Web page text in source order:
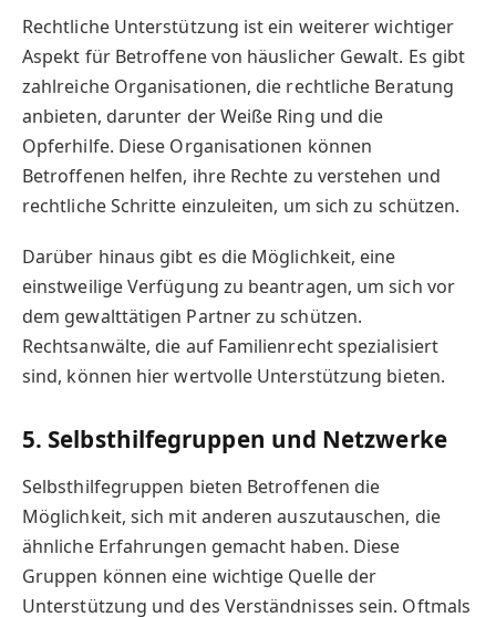
Rechtliche Unterstützung ist ein weiterer wichtiger
Aspekt für Betroffene von häuslicher Gewalt. Es gibt
zahlreiche Organisationen, die rechtliche Beratung
anbieten, darunter der Weiße Ring und die
Opferhilfe. Diese Organisationen können
Betroffenen helfen, ihre Rechte zu verstehen und
rechtliche Schritte einzuleiten, um sich zu schützen.
Darüber hinaus gibt es die Möglichkeit, eine
einstweilige Verfügung zu beantragen, um sich vor
dem gewalttätigen Partner zu schützen.
Rechtsanwälte, die auf Familienrecht spezialisiert
sind, können hier wertvolle Unterstützung bieten.
5. Selbsthilfegruppen und Netzwerke
Selbsthilfegruppen bieten Betroffenen die
Möglichkeit, sich mit anderen auszutauschen, die
ähnliche Erfahrungen gemacht haben. Diese
Gruppen können eine wichtige Quelle der
Unterstützung und des Verständnisses sein. Oftmals